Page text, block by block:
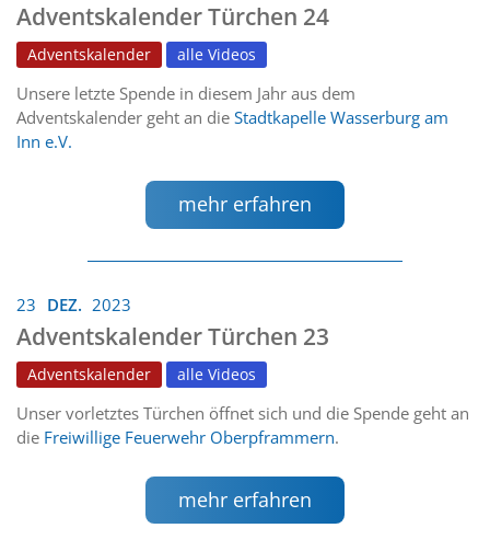
Adventskalender Türchen 24
Adventskalender alle Videos
Unsere letzte Spende in diesem Jahr aus dem
Adventskalender geht an die Stadtkapelle Wasserburg am
Inn e.V.
mehr erfahren
23 DEZ. 2023
Adventskalender Türchen 23
Adventskalender alle Videos
Unser vorletztes Türchen öffnet sich und die Spende geht an
die Freiwillige Feuerwehr Oberpframmern.
mehr erfahren